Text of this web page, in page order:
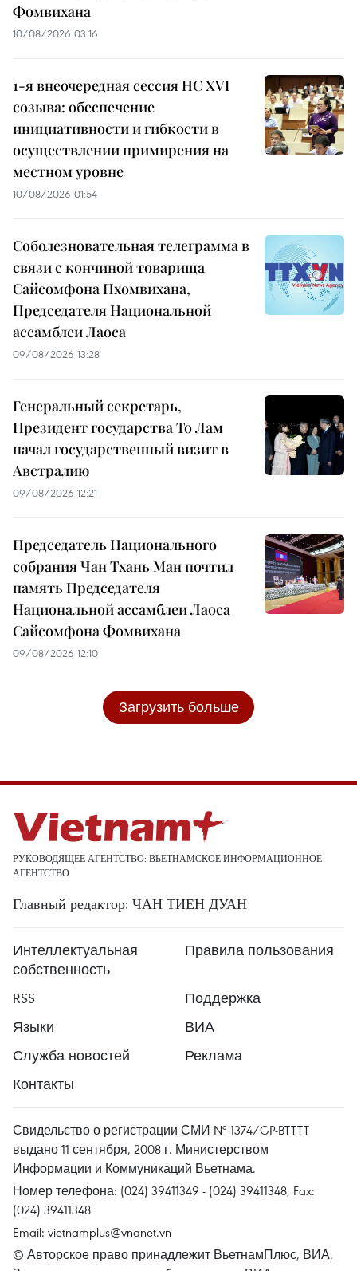
Фомвихана
10/08/2026 03:16
1-я внеочередная сессия НС XVI
созыва: обеспечение
инициативности и гибкости в
осуществлении примирения на
местном уровне
10/08/2026 01:54
Соболезновательная телеграмма в
связи с кончиной товарища
Сайсомфона Пхомвихана,
Председателя Национальной
ассамблеи Лаоса
09/08/2026 13:28
Генеральный секретарь,
Президент государства То Лам
начал государственный визит в
Австралию
09/08/2026 12:21
Председатель Национального
собрания Чан Тхань Ман почтил
память Председателя
Национальной ассамблеи Лаоса
Сайсомфона Фомвихана
09/08/2026 12:10
Загрузить больше
РУКОВОДЯЩЕЕ АГЕНТСТВО: ВЬЕТНАМСКОЕ ИНФОРМАЦИОННОЕ
АГЕНТСТВО
Главный редактор: ЧАН ТИЕН ДУАН
Интеллектуальная
собственность
Правила пользования
RSS
Поддержка
Языки
ВИА
Служба новостей
Реклама
Контакты
Свидельство о регистрации СМИ № 1374/GP-BTTTT
выдано 11 сентября, 2008 г. Министерством
Информации и Коммуникаций Вьетнама.
Номер телефона: (024) 39411349 - (024) 39411348, Fax:
(024) 39411348
Email: vietnamplus@vnanet.vn
© Авторское право принадлежит ВьетнамПлюс, ВИА.